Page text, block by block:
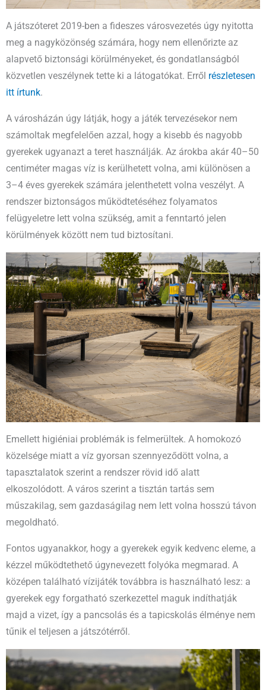
A játszóteret 2019-ben a fideszes városvezetés úgy nyitotta
meg a nagyközönség számára, hogy nem ellenőrizte az
alapvető biztonsági körülményeket, és gondatlanságból
közvetlen veszélynek tette ki a látogatókat. Erről részletesen
itt írtunk.
A városházán úgy látják, hogy a játék tervezésekor nem
számoltak megfelelően azzal, hogy a kisebb és nagyobb
gyerekek ugyanazt a teret használják. Az árokba akár 40–50
centiméter magas víz is kerülhetett volna, ami különösen a
3–4 éves gyerekek számára jelenthetett volna veszélyt. A
rendszer biztonságos működtetéséhez folyamatos
felügyeletre lett volna szükség, amit a fenntartó jelen
körülmények között nem tud biztosítani.
Emellett higiéniai problémák is felmerültek. A homokozó
közelsége miatt a víz gyorsan szennyeződött volna, a
tapasztalatok szerint a rendszer rövid idő alatt
elkoszolódott. A város szerint a tisztán tartás sem
műszakilag, sem gazdaságilag nem lett volna hosszú távon
megoldható.
Fontos ugyanakkor, hogy a gyerekek egyik kedvenc eleme, a
kézzel működtethető úgynevezett folyóka megmarad. A
középen található vízijáték továbbra is használható lesz: a
gyerekek egy forgatható szerkezettel maguk indíthatják
majd a vizet, így a pancsolás és a tapicskolás élménye nem
tűnik el teljesen a játszótérről.